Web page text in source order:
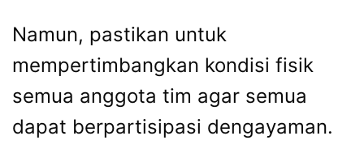
Namun, pastikan untuk
mempertimbangkan kondisi fisik
semua anggota tim agar semua
dapat berpartisipasi dengayaman.